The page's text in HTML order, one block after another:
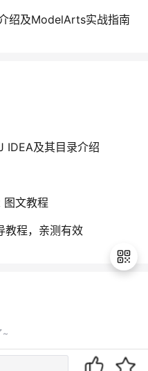
绍及ModelArts实战指南
IDEA及其目录介绍
文教程
程，亲测有效
~